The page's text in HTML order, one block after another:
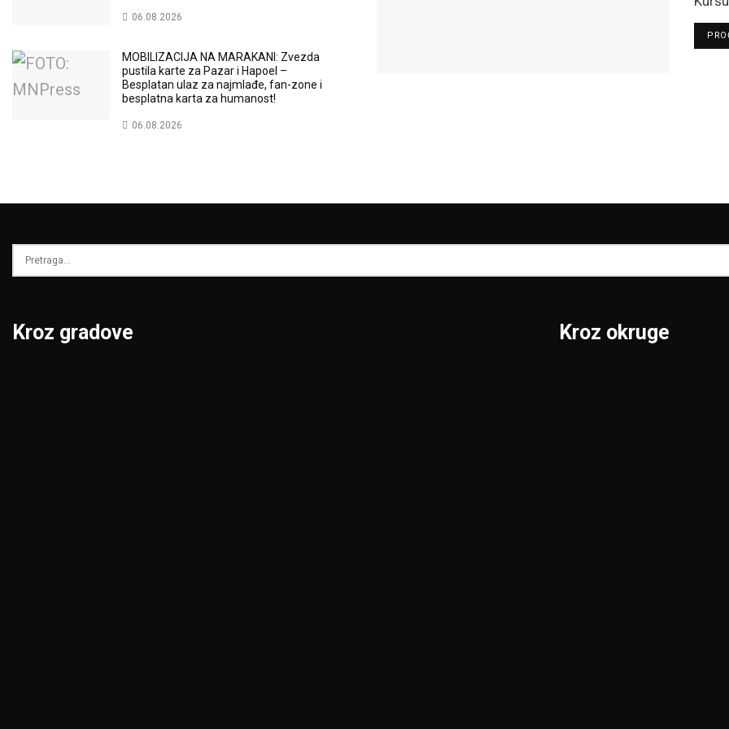
06.08.2026
MOBILIZACIJA NA MARAKANI: Zvezda
pustila karte za Pazar i Hapoel –
Besplatan ulaz za najmlađe, fan-zone i
besplatna karta za humanost!
06.08.2026
Kroz gradove Kroz okruge